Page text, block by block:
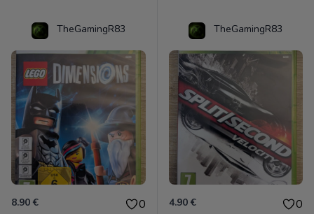
TheGamingR83
8.90 € 0
TheGamingR83
4.90 € 0